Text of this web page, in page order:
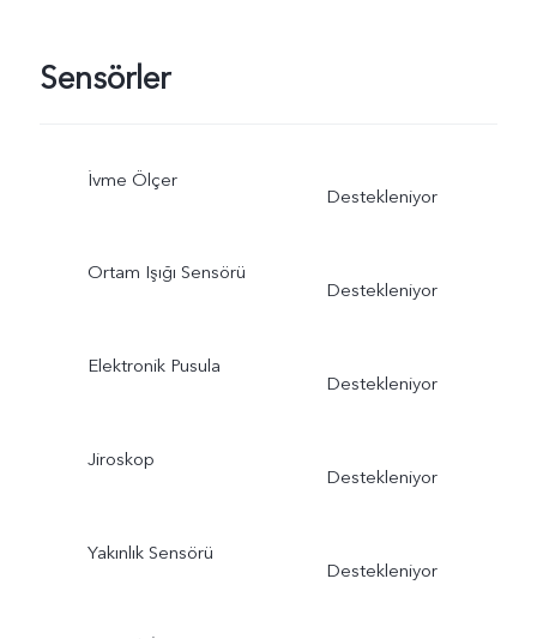
Sensörler
İvme Ölçer
Destekleniyor
Ortam Işığı Sensörü
Destekleniyor
Elektronik Pusula
Destekleniyor
Jiroskop
Destekleniyor
Yakınlık Sensörü
Destekleniyor